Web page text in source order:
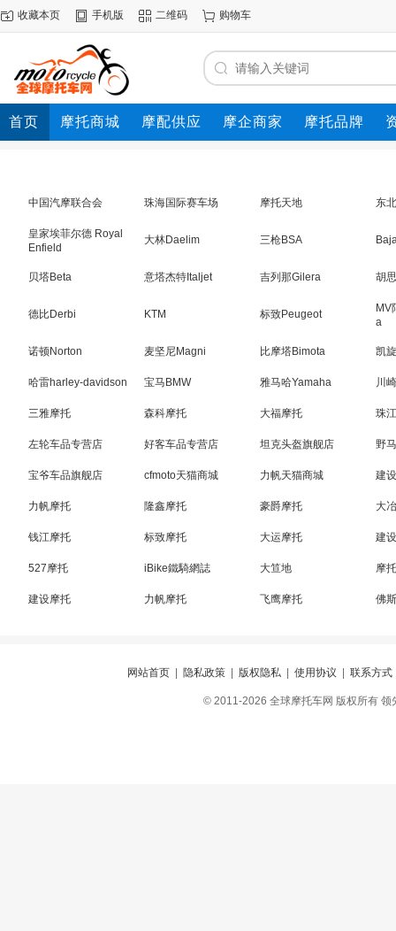
收藏本页 手机版 二维码 购物车
首页 摩托商城 摩配供应 摩企商家 摩托品牌
中国汽摩联合会 珠海国际赛车场 摩托天地 东
皇家埃菲尔德 Royal
Enfield
大林Daelim 三枪BSA
贝塔Beta 意塔杰特Italjet 吉列那Gilera 胡
德比Derbi KTM 标致Peugeot
MV
a
诺顿Norton 麦坚尼Magni 比摩塔Bimota 凯
哈雷harley-davidson 宝马BMW 雅马哈Yamaha 川
三雅摩托 森科摩托 大福摩托 珠
左轮车品专营店 好客车品专营店 坦克头盔旗舰店 野
宝爷车品旗舰店 cfmoto天猫商城 力帆天猫商城 建
力帆摩托 隆鑫摩托 豪爵摩托 大
钱江摩托 标致摩托 大运摩托 建
527摩托 iBike鐵騎網誌 大笪地 摩
建设摩托 力帆摩托 飞鹰摩托 佛
网站首页 隐私政策 版权隐私 使用协议 联系方式
© 2011-2026 全球摩托车网 版权所有